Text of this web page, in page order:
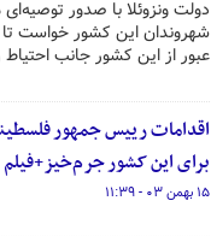
دولت ونزوئلا با صدور توصیه‌ای
شهروندان این کشور خواست تا
عبور از این کشور جانب احتیاط
اقدامات رییس جمهور
برای این کشور جرم‌خیز+فیلم
۱۵ بهمن ۰۳ - ۱۱:۳۹